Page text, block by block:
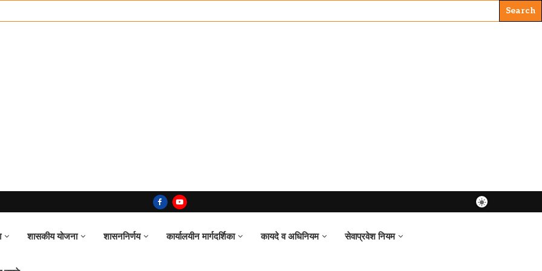
शासकीय योजना शासननिर्णय कार्यालयीन मार्गदर्शिका कायदे व अधिनियम सेवाप्रवेश नियम